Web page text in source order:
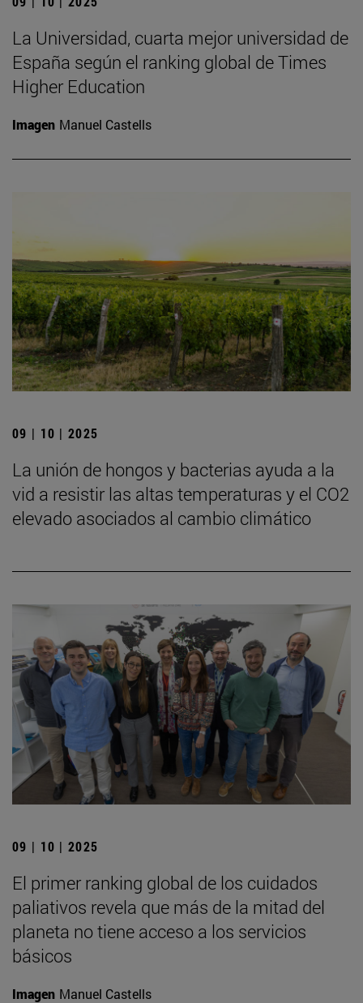
La Universidad, cuarta mejor universidad de
España según el ranking global de Times
Higher Education
Imagen Manuel Castells
09 | 10 | 2025
La unión de hongos y bacterias ayuda a la
vid a resistir las altas temperaturas y el CO2
elevado asociados al cambio climático
09 | 10 | 2025
El primer ranking global de los cuidados
paliativos revela que más de la mitad del
planeta no tiene acceso a los servicios
básicos
Imagen Manuel Castells